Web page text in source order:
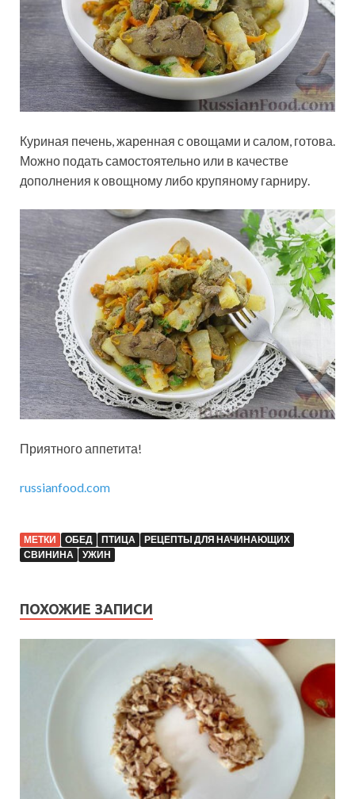
Куриная печень, жаренная с овощами и салом, готова.
Можно подать самостоятельно или в качестве
дополнения к овощному либо крупяному гарниру.
Приятного аппетита!
russianfood.com
МЕТКИ ОБЕД ПТИЦА
РЕЦЕПТЫ ДЛЯ НАЧИНАЮЩИХ
СВИНИНА
УЖИН
ПОХОЖИЕ ЗАПИСИ